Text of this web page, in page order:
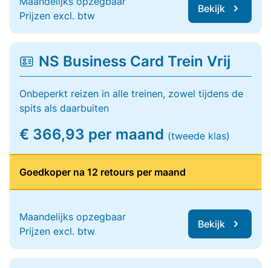
Prijzen excl. btw
Bekijk
NS Business Card Trein Vrij
Onbeperkt reizen in alle treinen, zowel tijdens de
spits als daarbuiten
€ 366,93 per maand (tweede klas)
Goedkoper na 12 retours per maand
Maandelijks opzegbaar
Prijzen excl. btw
Bekijk